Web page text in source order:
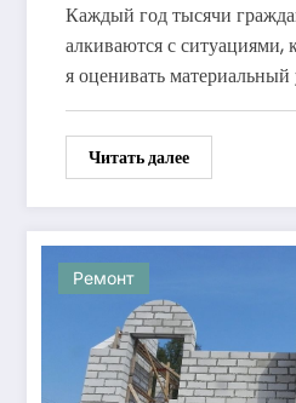
Каждый год тысячи
алкиваются с ситуациями,
я оценивать
Читать далее
Ремонт